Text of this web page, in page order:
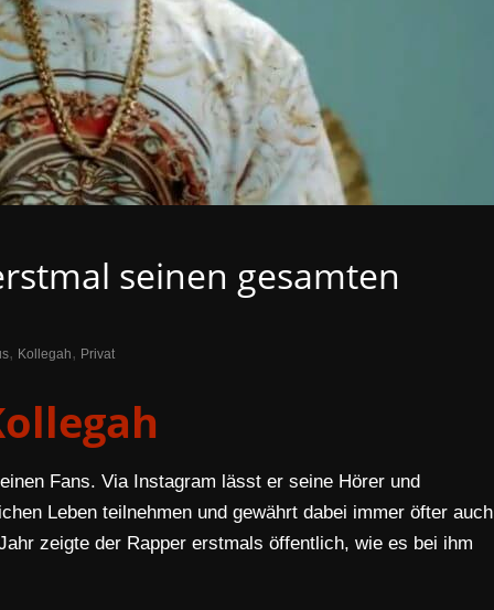
seinen gesamten
, Kollegah, Privat
Fans. Via Instagram lässt er seine Hörer und
Leben teilnehmen und gewährt dabei immer öfter auch
zeigte der Rapper erstmals öffentlich, wie es bei ihm